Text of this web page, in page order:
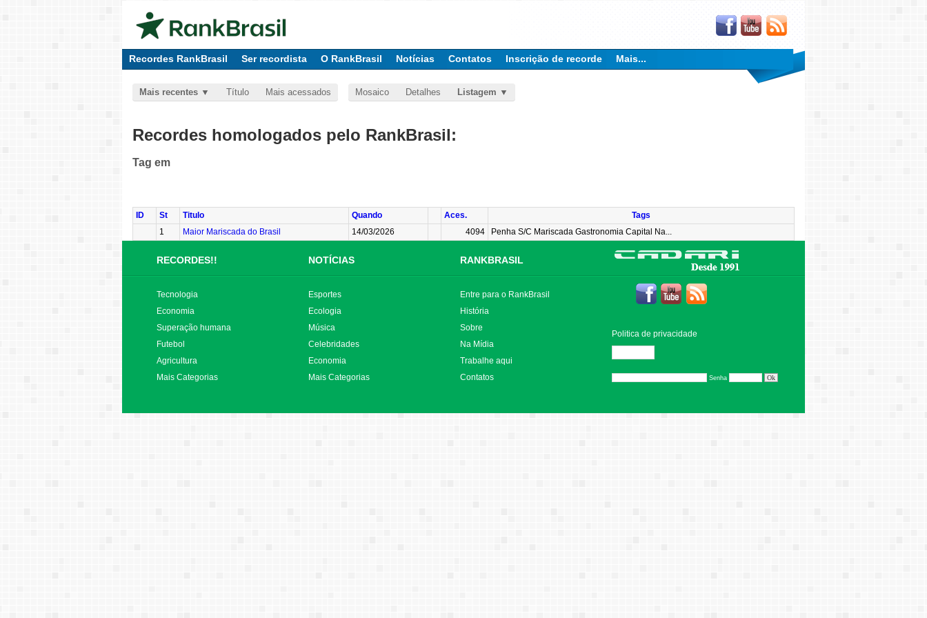
Recordes RankBrasil Ser recordista O RankBrasil Notícias Contatos Inscrição de recorde Mais...
Mais recentes Título Mais acessados Mosaico Detalhes Listagem
Recordes homologados pelo RankBrasil:
Tag em
ID St Titulo Quando Aces.
Tags
1
Maior Mariscada do Brasil 14/03/2026 4094 Penha S/C Mariscada Gastronomia Capital Na...
RECORDES!! NOTÍCIAS RANKBRASIL
Tecnologia
Economia
Superação humana
Futebol
Agricultura
Mais Categorias
Esportes
Ecologia
Música
Celebridades
Economia
Mais Categorias
Entre para o RankBrasil
História
Sobre
Na Mídia
Trabalhe aqui
Contatos
Politica de privacidade
Senha